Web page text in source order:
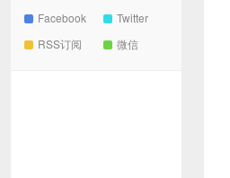
Facebook
Twitter
RSS订阅
微信